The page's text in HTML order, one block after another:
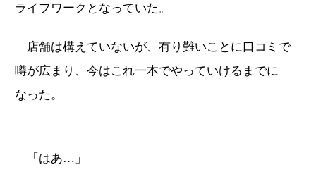
ライフワークとなっていた。
店舗は構えていないが、有り難いことに口コミで
噂が広まり、今はこれ一本でやっていけるまでに
なった。
「はあ…」